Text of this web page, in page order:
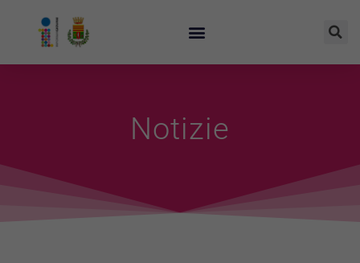
Notizie